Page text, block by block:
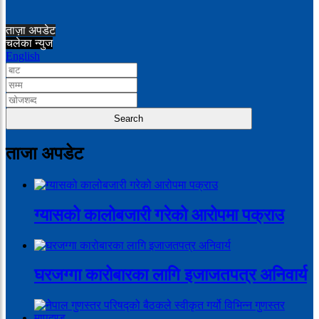
ताज़ा अपडेट
चलेका न्युज
English
ताजा अपडेट
ग्यासको कालोबजारी गरेको आरोपमा पक्राउ
घरजग्गा कारोबारका लागि इजाजतपत्र अनिवार्य